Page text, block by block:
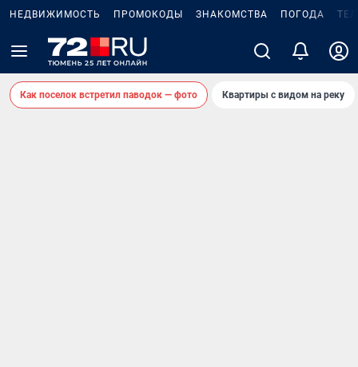
НЕДВИЖИМОСТЬ ПРОМОКОДЫ ЗНАКОМСТВА ПОГОДА
Как поселок встретил паводок — фото Квартиры с видом на реку